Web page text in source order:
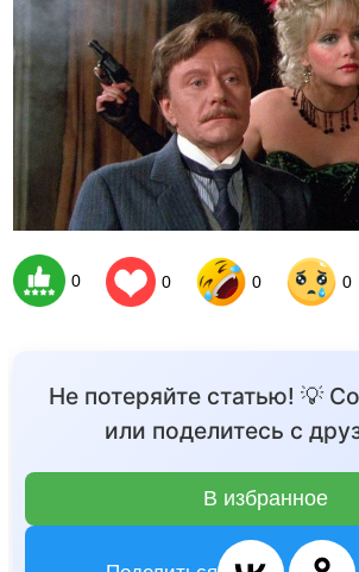
0 0 0 0
Не потеряйте статью! 💡
или поделитесь с
В избранное